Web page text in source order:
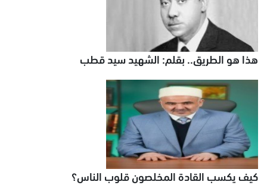
هذا هو الطريق.. بقلم: الشهيد سيد قطب
كيف يكسب القادة المخلصون قلوب الناس؟